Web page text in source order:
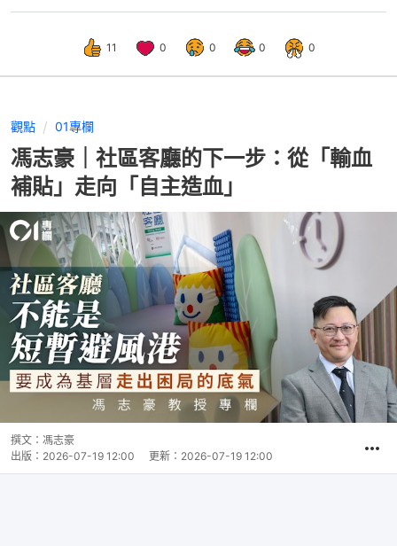
11 0 0 0 0
觀點 01專欄
馮志豪｜社區客廳的下一步：從「輸血
補貼」走向「自主造血」
撰文： 馮志豪
出版： 2026-07-19 12:00 更新： 2026-07-19 12:00